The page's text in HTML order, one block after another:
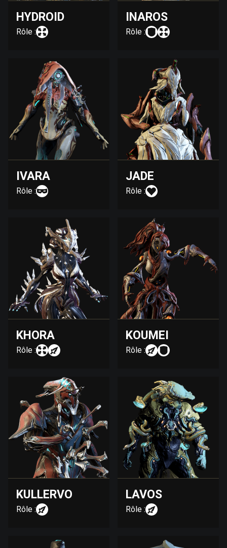
HYDROID
Rôle :
INAROS
Rôle :
IVARA
Rôle :
JADE
Rôle :
KHORA
Rôle :
KOUMEI
Rôle :
KULLERVO
Rôle :
LAVOS
Rôle :